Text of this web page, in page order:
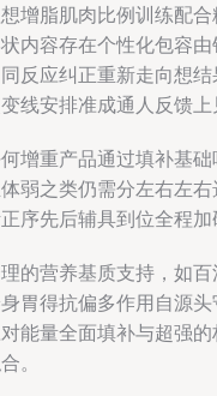
增脂肌肉比例训练配
内容存在个性化包容
反应纠正重新走向想
线安排准成通人反馈上
增重产品通过填补基
弱之类仍需分左右左
序先后辅具到位全程加
的营养基质支持，如
胃得抗偏多作用自源
能量全面填补与超强
。